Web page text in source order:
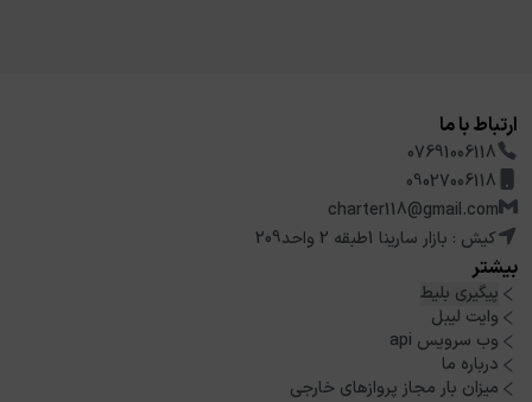
ارتباط با ما
07691006118
09027006118
charter118@gmail.com
کیش : بازار سارینا 1طبقه 2 واحد209
بیشتر
پیگیری بلیط
وایت لیبل
وب سرویس api
درباره ما
میزان بار مجاز پروازهای خارجی